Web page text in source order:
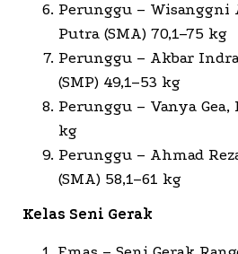
Perunggu – Wisanggni
Putra (SMA) 70,1–75 kg
Perunggu – Akbar
(SMP) 49,1–53 kg
Perunggu – Vanya Gea,
kg
Perunggu – Ahmad
(SMA) 58,1–61 kg
Kelas Seni Gerak